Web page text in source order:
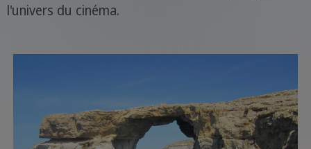
l'univers du cinéma.